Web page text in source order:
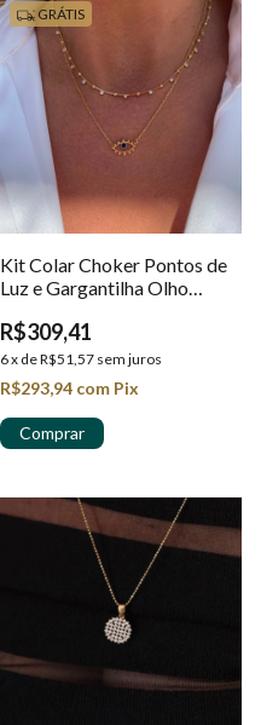
GRÁTIS
Kit Colar Choker Pontos de
Luz e Gargantilha Olho
Ouro 18k
R$309,41
6x deR$51,57 sem juros
R$293,94 com Pix